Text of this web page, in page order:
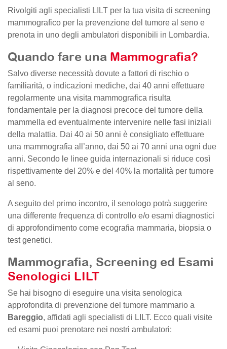
Rivolgiti agli specialisti LILT per la tua visita di screening
mammografico per la prevenzione del tumore al seno e
prenota in uno degli ambulatori disponibili in Lombardia.
Quando fare una Mammografia?
Salvo diverse necessità dovute a fattori di rischio o
familiarità, o indicazioni mediche, dai 40 anni effettuare
regolarmente una visita mammografica risulta
fondamentale per la diagnosi precoce del tumore della
mammella ed eventualmente intervenire nelle fasi iniziali
della malattia. Dai 40 ai 50 anni è consigliato effettuare
una mammografia all’anno, dai 50 ai 70 anni una ogni due
anni. Secondo le linee guida internazionali si riduce così
rispettivamente del 20% e del 40% la mortalità per tumore
al seno.
A seguito del primo incontro, il senologo potrà suggerire
una differente frequenza di controllo e/o esami diagnostici
di approfondimento come ecografia mammaria, biopsia o
test genetici.
Mammografia, Screening ed Esami
Senologici LILT
Se hai bisogno di eseguire una visita senologica
approfondita di prevenzione del tumore mammario a
Bareggio, affidati agli specialisti di LILT. Ecco quali visite
ed esami puoi prenotare nei nostri ambulatori: